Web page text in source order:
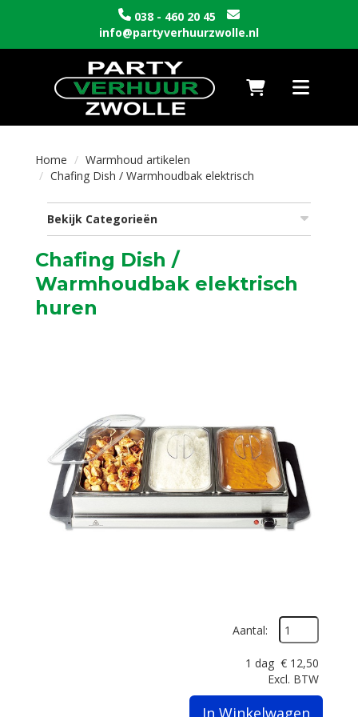
038 - 460 20 45
info@partyverhuurzwolle.nl
Naar winkelwagen
Toggle
Home
Warmhoud artikelen
Chafing Dish / Warmhoudbak elektrisch
Bekijk Categorieën
Chafing Dish /
Warmhoudbak elektrisch
huren
Aantal:
1 dag € 12,50
Excl. BTW
In Winkelwagen